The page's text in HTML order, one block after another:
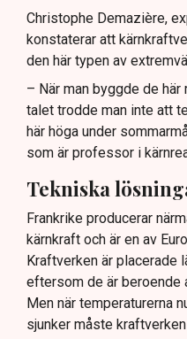
Christophe Demazière,
konstaterar att
den här typen av
– När man byggde de
talet trodde man inte att
här höga under
som är professor i
Tekniska
Frankrike producerar
kärnkraft och är en av
Kraftverken är placerade
eftersom de är beroende
Men när temperaturerna
sjunker måste